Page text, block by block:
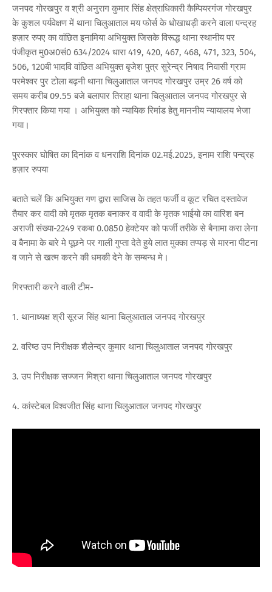
जनपद गोरखपुर व श्री अनुराग कुमार सिंह क्षेत्राधिकारी कैम्पियरगंज गोरखपुर
के कुशल पर्यवेक्षण में थाना चिलुआताल मय फोर्स के धोखाधड़ी करने वाला पन्द्रह
हज़ार रुपए का वांछित इनामिया अभियुक्त जिसके विरूद्ध थाना स्थानीय पर
पंजीकृत मु0अ0सं0 634/2024 धारा 419, 420, 467, 468, 471, 323, 504,
506, 120बी भादवि वांछित अभियुक्त बृजेश पुत्र सुरेन्द्र निषाद निवासी ग्राम
परमेश्वर पुर टोला बढ़नी थाना चिलुआताल जनपद गोरखपुर उम्र 26 वर्ष को
समय करीब 09.55 बजे बलापार तिराहा थाना चिलुआताल जनपद गोरखपुर से
गिरफ्तार किया गया । अभियुक्त को न्यायिक रिमांड हेतु माननीय न्यायालय भेजा
गया।
पुरस्कार घोषित का दिनांक व धनराशि दिनांक 02.मई.2025, इनाम राशि पन्द्रह
हज़ार रुपया
बताते चलें कि अभियुक्त गण द्वारा साजिस के तहत फर्जी व कूट रचित दस्तावेज
तैयार कर वादी को मृतक मृतक बनाकर व वादी के मृतक भाईयो का वारिश बन
अराजी संख्या-2249 रकबा 0.0850 हेक्टेयर को फर्जी तरीके से बैनामा करा लेना
व बैनामा के बारे मे पूछने पर गाली गुप्ता देते हुये लात मुक्का तप्पड़ से मारना पीटना
व जाने से खत्म करने की धमकी देने के सम्बन्ध मे।
गिरफ्तारी करने वाली टीम-
1. थानाध्यक्ष श्री सूरज सिंह थाना चिलुआताल जनपद गोरखपुर
2. वरिष्ठ उप निरीक्षक शैलेन्द्र कुमार थाना चिलुआताल जनपद गोरखपुर
3. उप निरीक्षक सज्जन मिश्रा थाना चिलुआताल जनपद गोरखपुर
4. कांस्टेबल विश्वजीत सिंह थाना चिलुआताल जनपद गोरखपुर